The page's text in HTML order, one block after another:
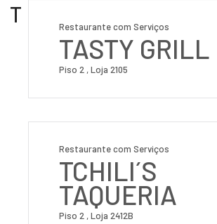
T Restaurante com Serviços
TASTY GRILL
Piso 2 , Loja 2105
Restaurante com Serviços
TCHILI´S
TAQUERIA
Piso 2 , Loja 2412B